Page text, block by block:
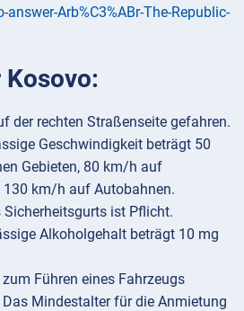
answer-Arb%C3%ABr-The-Republic-
der rechten Straßenseite gefahren.
Geschwindigkeit beträgt 50
Gebieten, 80 km/h auf
km/h auf Autobahnen.
Sicherheitsgurts ist Pflicht.
Alkoholgehalt beträgt 10 mg
Führen eines Fahrzeugs
Mindestalter für die Anmietung